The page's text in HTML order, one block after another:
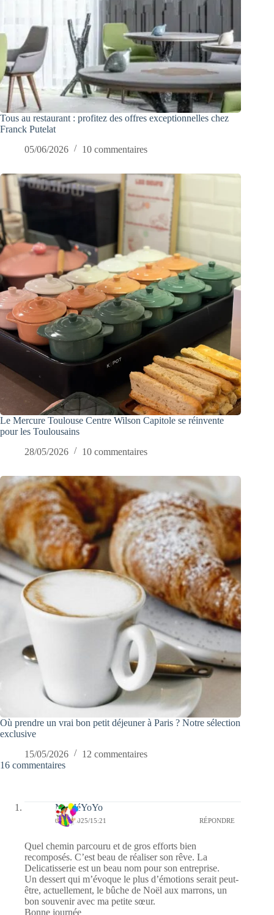
Tous au restaurant : profitez des offres exceptionnelles chez
Franck Putelat
05/06/2026
10 commentaires
Le Mercure Toulouse Centre Wilson Capitole se réinvente
pour les Toulousains
28/05/2026
10 commentaires
Où prendre un vrai bon petit déjeuner à Paris ? Notre sélection
exclusive
15/05/2026
12 commentaires
16 commentaires
MéMéYoYo
07/01/2025/15:21 RÉPONDRE
Quel chemin parcouru et de gros efforts bien
recomposés. C’est beau de réaliser son rêve. La
Delicatisserie est un beau nom pour son entreprise.
Un dessert qui m’évoque le plus d’émotions serait peut-
être, actuellement, le bûche de Noël aux marrons, un
bon souvenir avec ma petite sœur.
Bonne journée